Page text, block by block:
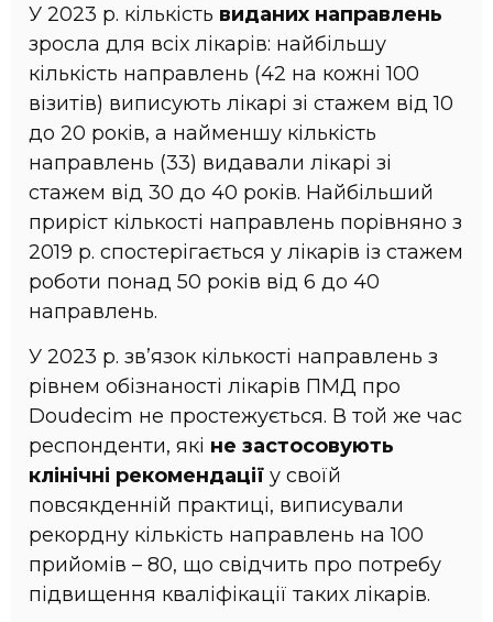
У 2023 р. кількість виданих направлень
зросла для всіх лікарів: найбільшу
кількість направлень (42 на кожні 100
візитів) виписують лікарі зі стажем від 10
до 20 років, a найменшу кількість
направлень (33) видавали лікарі зі
стажем від 30 до 40 років. Найбільший
приріст кількості направлень порівняно з
2019 р. спостерігається у лікарів із стажем
роботи понад 50 років від 6 до 40
направлень.
У 2023 р. зв’язок кількості направлень з
рівнем обізнаності лікарів ПМД про
Doudecim не простежується. В той же час
респонденти, які не застосовують
клінічні рекомендації у своїй
повсякденній практиці, виписували
рекордну кількість направлень на 100
прийомів – 80, що свідчить про потребу
підвищення кваліфікації таких лікарів.